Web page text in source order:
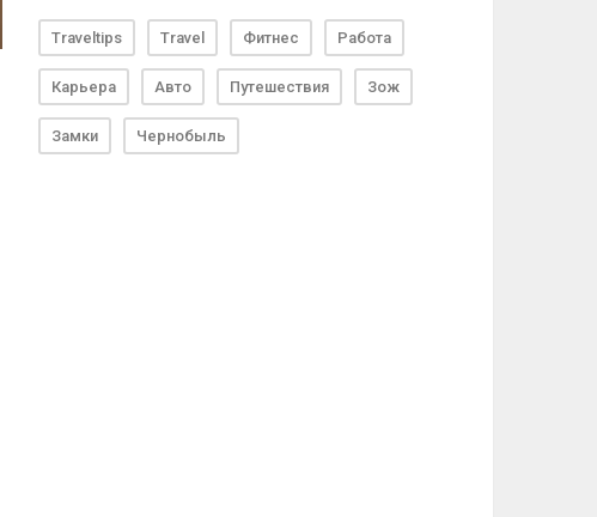
Traveltips Travel Фитнес Работа
Карьера Авто Путешествия Зож
Замки Чернобыль